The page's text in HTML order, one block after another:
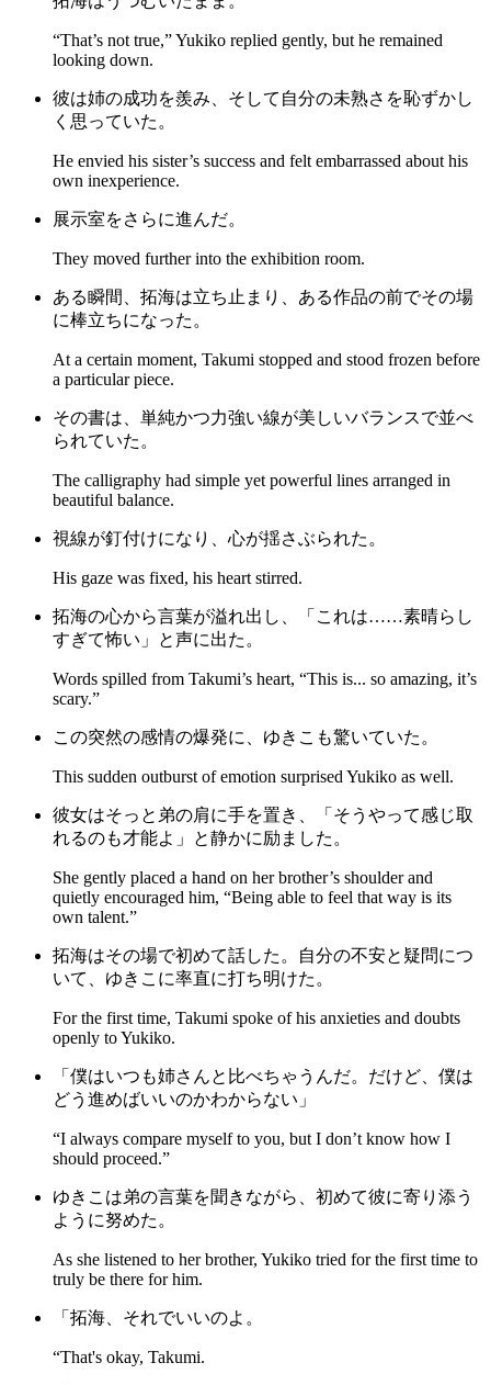
“That’s not true,” Yukiko replied gently, but he remained
looking down.
彼は姉の成功を羨み、そして自分の未熟さを恥ずかし
く思っていた。
He envied his sister’s success and felt embarrassed about his
own inexperience.
展示室をさらに進んだ。
They moved further into the exhibition room.
ある瞬間、拓海は立ち止まり、ある作品の前でその場
に棒立ちになった。
At a certain moment, Takumi stopped and stood frozen before
a particular piece.
その書は、単純かつ力強い線が美しいバランスで並べ
られていた。
The calligraphy had simple yet powerful lines arranged in
beautiful balance.
視線が釘付けになり、心が揺さぶられた。
His gaze was fixed, his heart stirred.
拓海の心から言葉が溢れ出し、「これは……素晴らし
すぎて怖い」と声に出た。
Words spilled from Takumi’s heart, “This is... so amazing, it’s
scary.”
この突然の感情の爆発に、ゆきこも驚いていた。
This sudden outburst of emotion surprised Yukiko as well.
彼女はそっと弟の肩に手を置き、「そうやって感じ取
れるのも才能よ」と静かに励ました。
She gently placed a hand on her brother’s shoulder and
quietly encouraged him, “Being able to feel that way is its
own talent.”
拓海はその場で初めて話した。自分の不安と疑問につ
いて、ゆきこに率直に打ち明けた。
For the first time, Takumi spoke of his anxieties and doubts
openly to Yukiko.
「僕はいつも姉さんと比べちゃうんだ。だけど、僕は
どう進めばいいのかわからない」
“I always compare myself to you, but I don’t know how I
should proceed.”
ゆきこは弟の言葉を聞きながら、初めて彼に寄り添う
ように努めた。
As she listened to her brother, Yukiko tried for the first time to
truly be there for him.
「拓海、それでいいのよ。
“That's okay, Takumi.